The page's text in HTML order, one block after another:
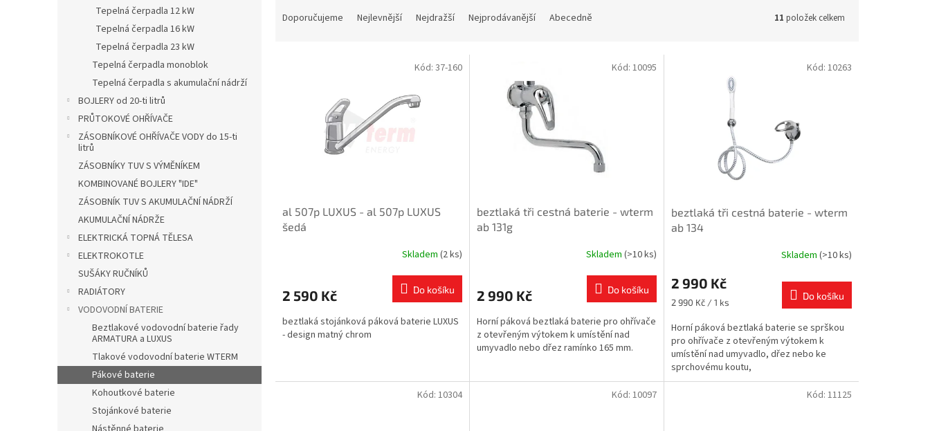
Tepelná čerpadla 12 kW
Tepelná čerpadla 16 kW
Tepelná čerpadla 23 kW
Tepelná čerpadla monoblok
Tepelná čerpadla s akumulační nádrží
BOJLERY od 20-ti litrů
PRŮTOKOVÉ OHŘÍVAČE
ZÁSOBNÍKOVÉ OHŘÍVAČE VODY do 15-ti
litrů
ZÁSOBNÍKY TUV S VÝMĚNÍKEM
KOMBINOVANÉ BOJLERY "IDE"
ZÁSOBNÍK TUV S AKUMULAČNÍ NÁDRŽÍ
AKUMULAČNÍ NÁDRŽE
ELEKTRICKÁ TOPNÁ TĚLESA
ELEKTROKOTLE
SUŠÁKY RUČNÍKŮ
RADIÁTORY
VODOVODNÍ BATERIE
Beztlakové vodovodní baterie řady
ARMATURA a LUXUS
Tlakové vodovodní baterie WTERM
Pákové baterie
Kohoutkové baterie
Stojánkové baterie
Doporučujeme Nejlevnější Nejdražší Nejprodávanější Abecedně 11 položek celkem
al 507p LUXUS - al 507p LUXUS
šedá
Skladem (2 ks)
2 590 Kč Do košíku
beztlaká stojánková páková baterie LUXUS
- design matný chrom
Kód: 37-160
beztlaká tři cestná baterie - wterm
ab 131g
Skladem (>10 ks)
2 990 Kč Do košíku
Horní páková beztlaká baterie pro ohřívače
z otevřeným výtokem k umístění nad
umyvadlo nebo dřez ramínko 165 mm.
Kód: 10095
beztlaká tři cestná baterie - wterm
ab 134
Skladem (>10 ks)
2 990 Kč
Měrná
2 990 Kč / 1 ks
Do košíku
Horní páková beztlaká baterie se sprškou
pro ohřívače z otevřeným výtokem k
umístění nad umyvadlo, dřez nebo ke
sprchovému koutu,
Kód: 10263
Kód: 10304 Kód: 10097 Kód: 11125